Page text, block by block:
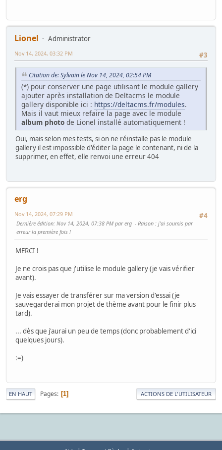
Lionel
Administrator
#3
Nov 14, 2024, 03:32 PM
Citation de: Sylvain le Nov 14, 2024, 02:54 PM
(*) pour conserver une page utilisant le module gallery
ajouter après installation de Deltacms le module
gallery disponible ici : https://deltacms.fr/modules.
Mais il vaut mieux refaire la page avec le module
album photo de Lionel installé automatiquement !
Oui, mais selon mes tests, si on ne réinstalle pas le module
gallery il est impossible d'éditer la page le contenant, ni de la
supprimer, en effet, elle renvoi une erreur 404
erg
#4
Nov 14, 2024, 07:29 PM
Dernière édition: Nov 14, 2024, 07:38 PM par erg Raison : j'ai soumis par
erreur la première fois !
MERCI !
Je ne crois pas que j'utilise le module gallery (je vais vérifier
avant).
Je vais essayer de transférer sur ma version d'essai (je
sauvegarderai mon projet de thème avant pour le finir plus
tard).
... dès que j'aurai un peu de temps (donc probablement d'ici
quelques jours).
:=)
EN HAUT Pages 1 ACTIONS DE L'UTILISATEUR